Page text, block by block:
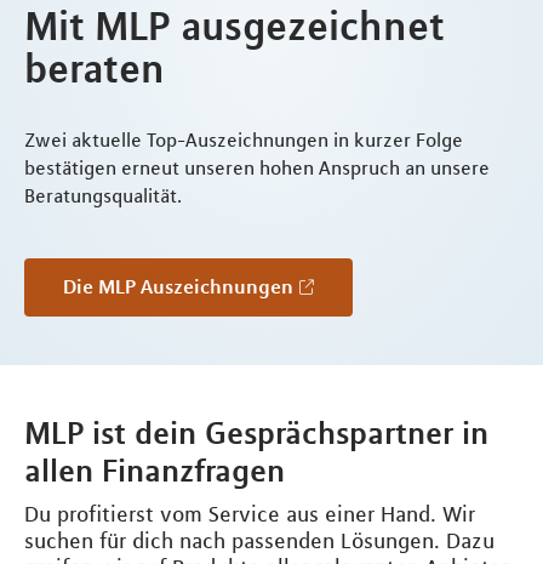
Mit MLP ausgezeichnet
beraten
Zwei aktuelle Top-Auszeichnungen in kurzer Folge
bestätigen erneut unseren hohen Anspruch an unsere
Beratungsqualität.
Die MLP Auszeichnungen
MLP ist dein Gesprächspartner in
allen Finanzfragen
Du profitierst vom Service aus einer Hand. Wir
suchen für dich nach passenden Lösungen. Dazu